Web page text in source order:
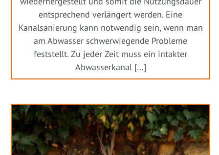
entsprechend verlängert werden. Eine
Kanalsanierung kann notwendig sein, wenn man
am Abwasser schwerwiegende Probleme
feststellt. Zu jeder Zeit muss ein intakter
Abwasserkanal […]